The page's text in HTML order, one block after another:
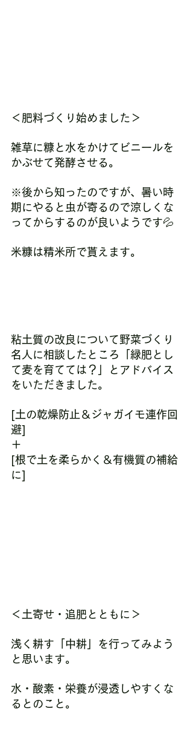
＜肥料づくり始めました＞
雑草に糠と水をかけてビニールを
かぶせて発酵させる。
※後から知ったのですが、暑い時
期にやると虫が寄るので涼しくな
ってからするのが良いようです💦
米糠は精米所で貰えます。
粘土質の改良について野菜づくり
名人に相談したところ「緑肥とし
て麦を育てては？」とアドバイス
をいただきました。
[土の乾燥防止＆ジャガイモ連作回
避]
＋
[根で土を柔らかく＆有機質の補給
に]
＜土寄せ・追肥とともに＞
浅く耕す「中耕」を行ってみよう
と思います。
水・酸素・栄養が浸透しやすくな
るとのこと。